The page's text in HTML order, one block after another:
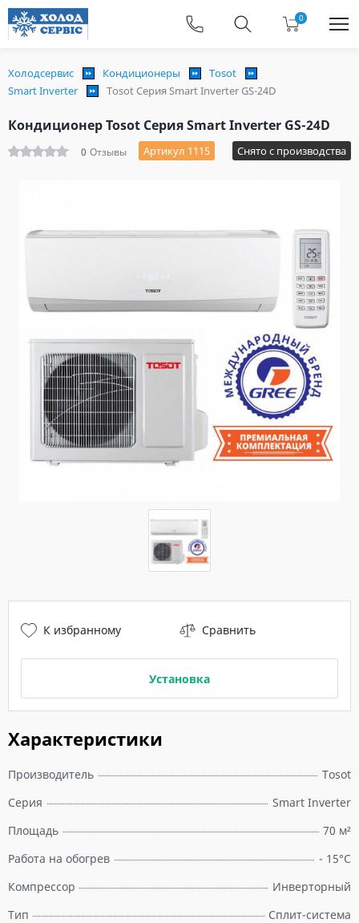
0
Холодсервис Кондиционеры
Tosot
Smart Inverter
Tosot Серия Smart Inverter GS-24D
Кондиционер Tosot Серия Smart Inverter GS-24D
0 Отзывы Артикул 1115 Снято с производства
Характеристики
Производитель
Tosot
Серия
Smart Inverter
Площадь
70 м²
Работа на обогрев
- 15°С
Компрессор
Инверторный
Тип
Сплит-система
К избранному Сравнить
Установка